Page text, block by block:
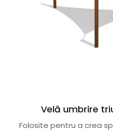
Velă umbrire
Folosite pentru a crea